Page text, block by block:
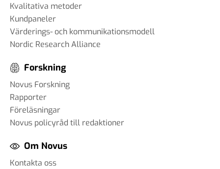
Kvalitativa metoder
Kundpaneler
Värderings- och kommunikationsmodell
Nordic Research Alliance
Forskning
Novus Forskning
Rapporter
Föreläsningar
Novus policyråd till redaktioner
Om Novus
Kontakta oss